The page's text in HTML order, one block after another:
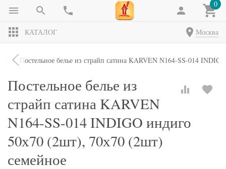
0
КАТАЛОГ Москва
Постельное белье из страйп сатина KARVEN N164-SS-014
Постельное белье из
страйп сатина KARVEN
N164-SS-014 INDIGO индиго
50х70 (2шт), 70х70 (2шт)
семейное